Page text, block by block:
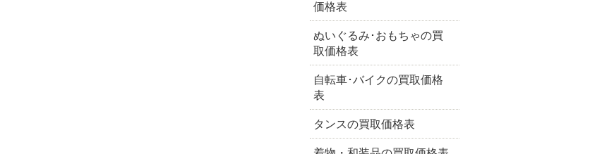
価格表
ぬいぐるみ･おもちゃの買
取価格表
自転車･バイクの買取価格
表
タンスの買取価格表